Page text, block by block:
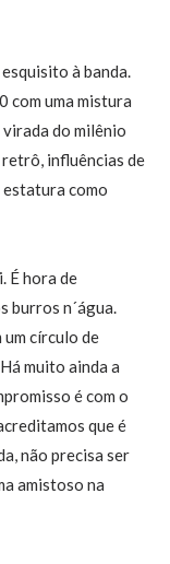
à banda.
com uma mistura
virada do milênio
retrô, influências de
estatura como
É hora de
burros n´água.
um círculo de
muito ainda a
é com o
que é
não precisa ser
amistoso na